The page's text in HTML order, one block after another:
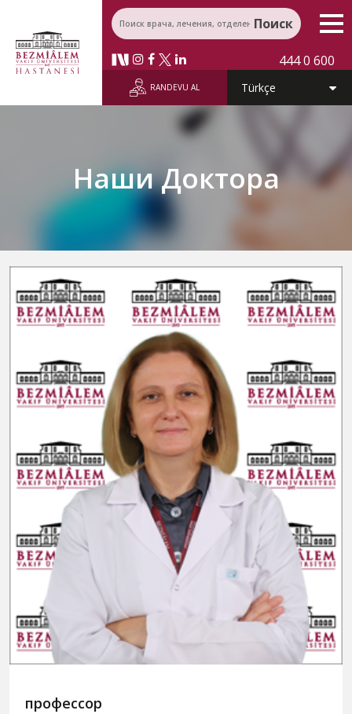
Поиск
444 0 600
RANDEVU AL
Наши Доктора
профессор